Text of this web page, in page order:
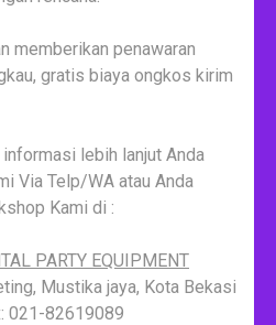
memberikan penawaran
gratis biaya ongkos kirim
lebih lanjut Anda
Via Telp/WA atau Anda
Kami di :
PARTY EQUIPMENT
Mustika jaya, Kota Bekasi
021-82619089